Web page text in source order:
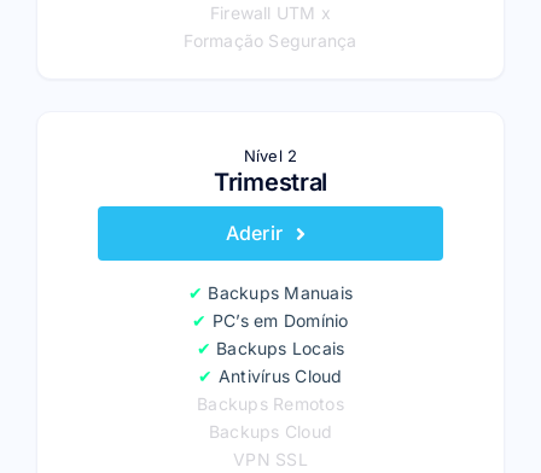
Firewall UTM x
Formação Segurança
Nível 2
Trimestral
Aderir
✔ Backups Manuais
✔ PC’s em Domínio
✔ Backups Locais
✔ Antivírus Cloud
Backups Remotos
Backups Cloud
VPN SSL